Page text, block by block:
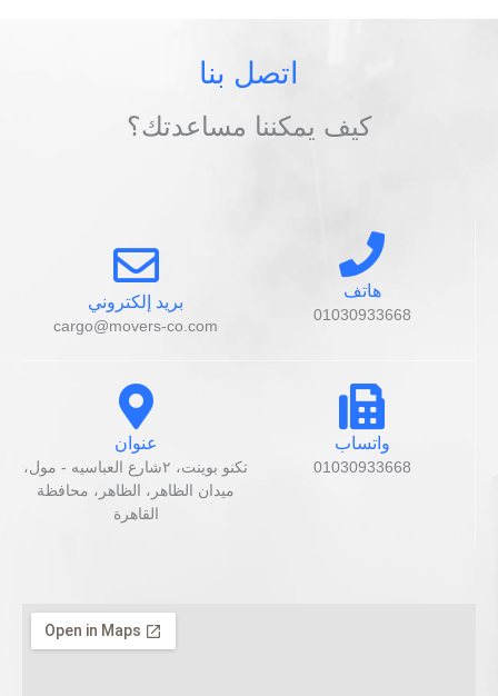
اتصل بنا
كيف يمكننا مساعدتك؟
هاتف
01030933668
بريد إلكتروني
cargo@movers-co.com
واتساب
01030933668
عنوان
تكنو بوينت، ٢شارع العباسيه - مول،
ميدان الظاهر، الظاهر، محافظة
القاهرة‬